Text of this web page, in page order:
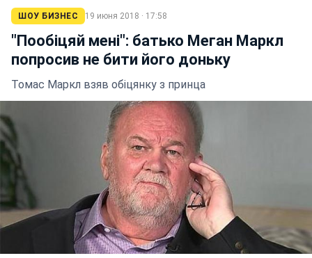
ШОУ БИЗНЕС 19 июня 2018 · 17:58
"Пообіцяй мені": батько Меган Маркл
попросив не бити його доньку
Томас Маркл взяв обіцянку з принца